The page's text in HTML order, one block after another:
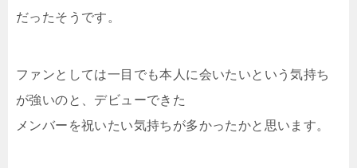
だったそうです。
ファンとしては一目でも本人に会いたいという気持ち
が強いのと、デビューできた
メンバーを祝いたい気持ちが多かったかと思います。